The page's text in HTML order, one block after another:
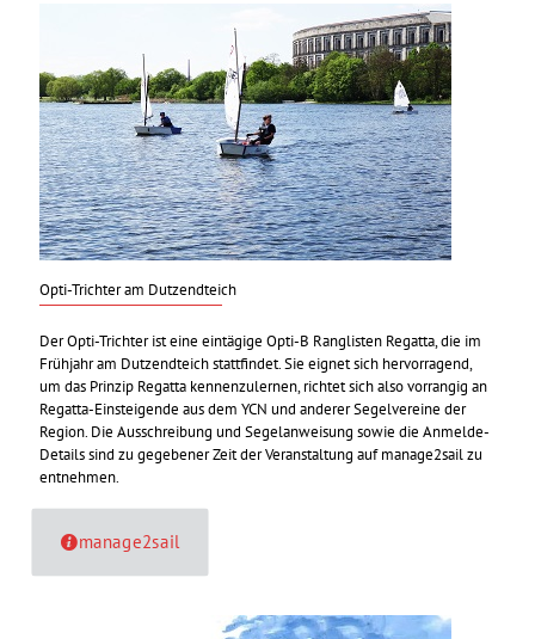
Opti-Trichter am Dutzendteich
Der Opti-Trichter ist eine eintägige Opti-B Ranglisten Regatta, die im
Frühjahr am Dutzendteich stattfindet. Sie eignet sich hervorragend,
um das Prinzip Regatta kennenzulernen, richtet sich also vorrangig an
Regatta-Einsteigende aus dem YCN und anderer Segelvereine der
Region. Die Ausschreibung und Segelanweisung sowie die Anmelde-
Details sind zu gegebener Zeit der Veranstaltung auf manage2sail zu
entnehmen.
manage2sail